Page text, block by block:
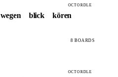
OCTORDLE
wegen blick
kören
8 BOARDS
OCTORDLE